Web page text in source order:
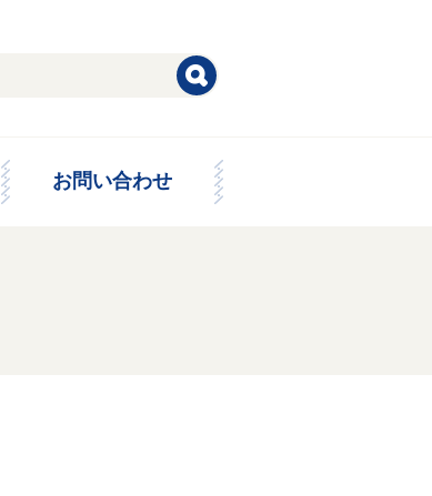
お問い合わせ